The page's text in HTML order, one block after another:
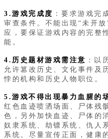
3.游戏完成度 ：要求游戏完
审查条件。不能出现“未开
应，要保证游戏内容的完整
能。
4.历史题材游戏需注意 ：以
允许篡改历史、文化事件及
悖的机构和历史人物职位。
5.游戏不得出现暴力血腥的
红色血迹喷洒场面、尸体残
色，另外加快血迹、尸体的
奴隶系统、劫镖系统、仇人
系统。尽量宣传正面，健康